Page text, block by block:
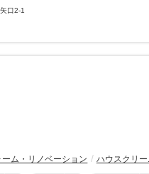
口2-1
ム・リノベーション ハウスクリ